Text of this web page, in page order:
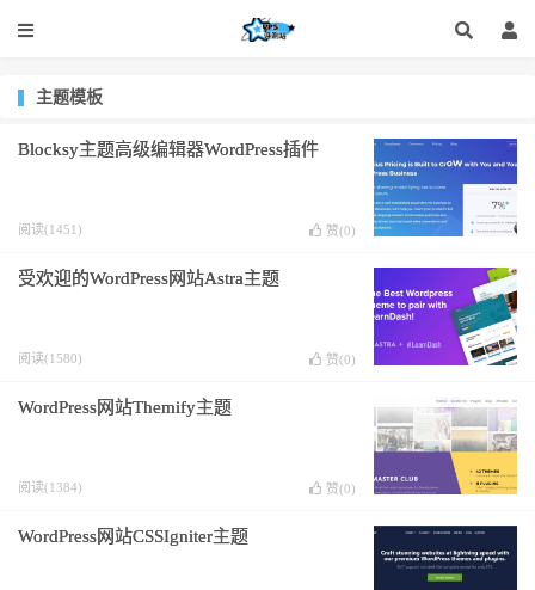
主题模板
Blocksy主题高级编辑器WordPress插件
阅读(1451) 赞(0)
受欢迎的WordPress网站Astra主题
阅读(1580) 赞(0)
WordPress网站Themify主题
阅读(1384) 赞(0)
WordPress网站CSSIgniter主题